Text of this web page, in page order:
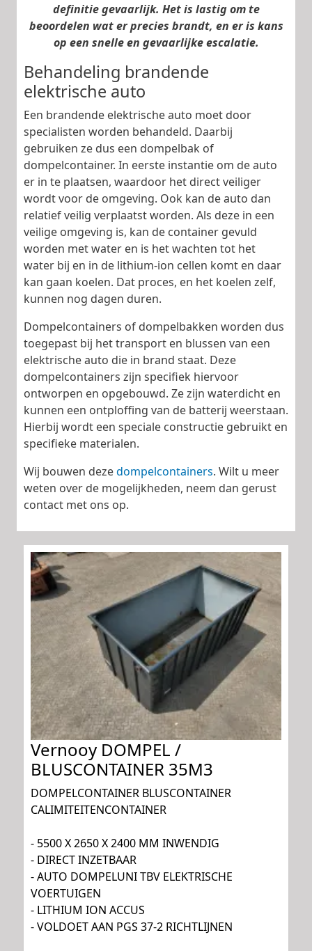
definitie gevaarlijk. Het is lastig om te
beoordelen wat er precies brandt, en er is kans
op een snelle en gevaarlijke escalatie.
Behandeling brandende
elektrische auto
Een brandende elektrische auto moet door
specialisten worden behandeld. Daarbij
gebruiken ze dus een dompelbak of
dompelcontainer. In eerste instantie om de auto
er in te plaatsen, waardoor het direct veiliger
wordt voor de omgeving. Ook kan de auto dan
relatief veilig verplaatst worden. Als deze in een
veilige omgeving is, kan de container gevuld
worden met water en is het wachten tot het
water bij en in de lithium-ion cellen komt en daar
kan gaan koelen. Dat proces, en het koelen zelf,
kunnen nog dagen duren.
Dompelcontainers of dompelbakken worden dus
toegepast bij het transport en blussen van een
elektrische auto die in brand staat. Deze
dompelcontainers zijn specifiek hiervoor
ontworpen en opgebouwd. Ze zijn waterdicht en
kunnen een ontploffing van de batterij weerstaan.
Hierbij wordt een speciale constructie gebruikt en
specifieke materialen.
Wij bouwen dezedompelcontainers. Wilt u meer
weten over de mogelijkheden, neem dan gerust
contact met ons op.
Vernooy DOMPEL /
BLUSCONTAINER 35M3
DOMPELCONTAINER BLUSCONTAINER
CALIMITEITENCONTAINER
- 5500 X 2650 X 2400 MM INWENDIG
- DIRECT INZETBAAR
- AUTO DOMPELUNI TBV ELEKTRISCHE
VOERTUIGEN
- LITHIUM ION ACCUS
- VOLDOET AAN PGS 37-2 RICHTLIJNEN